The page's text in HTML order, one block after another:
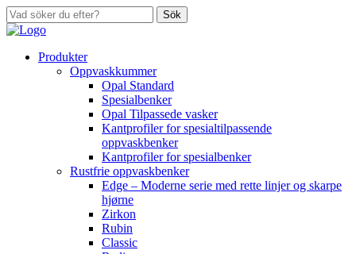
Sök
Produkter
Oppvaskkummer
Opal Standard
Spesialbenker
Opal Tilpassede vasker
Kantprofiler for spesialtilpassende
oppvaskbenker
Kantprofiler for spesialbenker
Rustfrie oppvaskbenker
Edge – Moderne serie med rette linjer og skarpe
hjørne
Zirkon
Rubin
Classic